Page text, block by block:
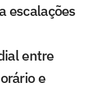
escalações
entre
e